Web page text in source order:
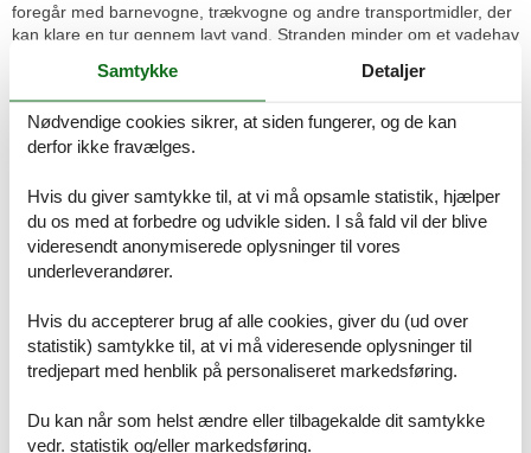
foregår med barnevogne, trækvogne og andre transportmidler, der
kan klare en tur gennem lavt vand. Stranden minder om et vadehav
af saltvand. Cirka 10 km fra huset ligger det lille færgeleje Udbyhøj
med en lystbådehavn og gode fiskemuligheder. Herfra går en
kabeltrukket færge til Randers-siden, og tager du færgen, finder du
en fin hvid badestrand med blåt flag og noget af Danmarks reneste
på huset, varmt anbefales. I området er det også værd at besøge
Gl. Estrup Slot, stendysserne ved Tustrup samt Nordens største
forlystelsespark Djurs Sommerland, som ligger mindre end en halv
times kørsel fra huset og der er masser af seværdigheder på hele
Djursland.
Rumindretning
Soveværelse
Dobbeltseng - 2x90x200
Soveværelse
Samtykke Detaljer
Nødvendige cookies sikrer, at siden fungerer, og de kan
derfor ikke fravælges.
Hvis du giver samtykke til, at vi må opsamle statistik, hjælper
du os med at forbedre og udvikle siden. I så fald vil der blive
videresendt anonymiserede oplysninger til vores
underleverandører.
Hvis du accepterer brug af alle cookies, giver du (ud over
statistik) samtykke til, at vi må videresende oplysninger til
tredjepart med henblik på personaliseret markedsføring.
Du kan når som helst ændre eller tilbagekalde dit samtykke
vedr. statistik og/eller markedsføring.